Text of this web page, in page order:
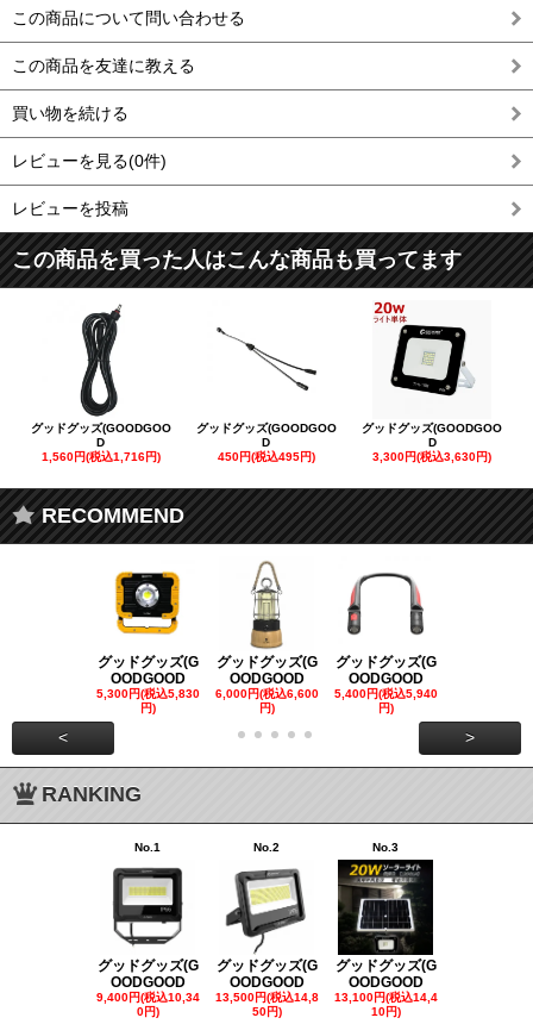
この商品について問い合わせる
この商品を友達に教える
買い物を続ける
レビューを見る(0件)
レビューを投稿
この商品を買った人はこんな商品も買ってます
グッドグッズ(GOODGOO
D
1,560円(税込1,716円)
グッドグッズ(GOODGOO
D
450円(税込495円)
グッドグッズ(GOODGOO
D
3,300円(税込3,630円)
RECOMMEND
グッドグッズ(G
OODGOOD
5,300円(税込5,830
円)
グッドグッズ(G
OODGOOD
6,000円(税込6,600
円)
グッドグッズ(G
OODGOOD
5,400円(税込5,940
円)
< >
RANKING
No.1
グッドグッズ(G
OODGOOD
9,400円(税込10,34
0円)
No.2
グッドグッズ(G
OODGOOD
13,500円(税込14,8
50円)
No.3
グッドグッズ(G
OODGOOD
13,100円(税込14,4
10円)